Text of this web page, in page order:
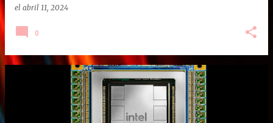
el abril 11, 2024
0